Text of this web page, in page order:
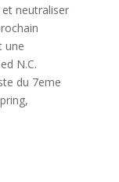
et neutraliser
une
N.C.
du 7eme